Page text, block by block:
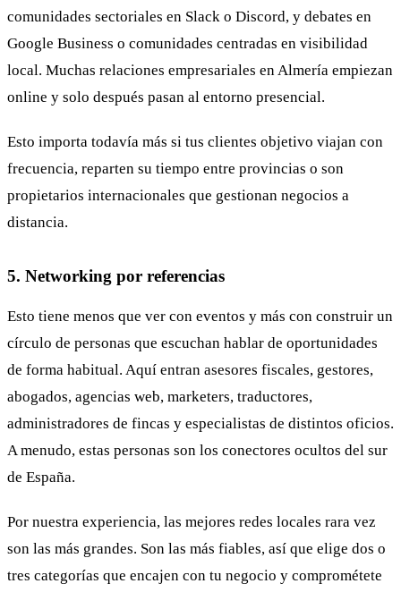
comunidades sectoriales en Slack o Discord, y debates en
Google Business o comunidades centradas en visibilidad
local. Muchas relaciones empresariales en Almería empiezan
online y solo después pasan al entorno presencial.
Esto importa todavía más si tus clientes objetivo viajan con
frecuencia, reparten su tiempo entre provincias o son
propietarios internacionales que gestionan negocios a
distancia.
5. Networking por referencias
Esto tiene menos que ver con eventos y más con construir un
círculo de personas que escuchan hablar de oportunidades
de forma habitual. Aquí entran asesores fiscales, gestores,
abogados, agencias web, marketers, traductores,
administradores de fincas y especialistas de distintos oficios.
A menudo, estas personas son los conectores ocultos del sur
de España.
Por nuestra experiencia, las mejores redes locales rara vez
son las más grandes. Son las más fiables, así que elige dos o
tres categorías que encajen con tu negocio y comprométete